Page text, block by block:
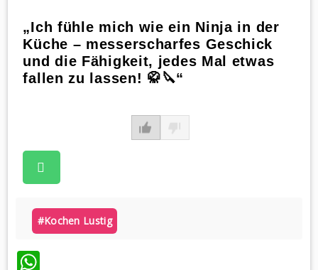
„Ich fühle mich wie ein Ninja in der
Küche – messerscharfes Geschick
und die Fähigkeit, jedes Mal etwas
fallen zu lassen! 🥋🔪“
#kochen Lustig
WhatsApp